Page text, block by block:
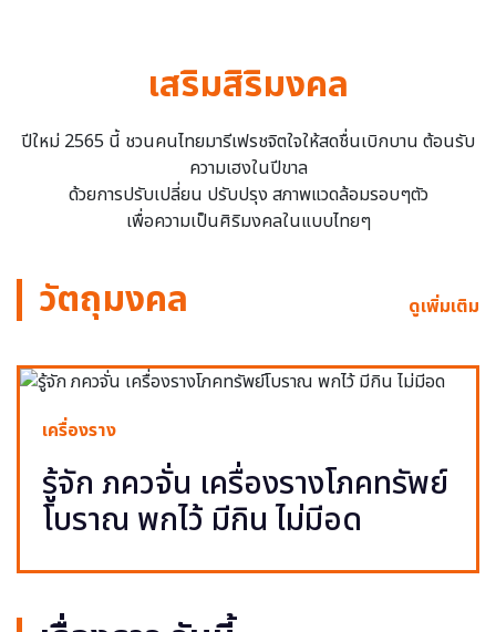
เสริมสิริมงคล
ปีใหม่ 2565 นี้ ชวนคนไทยมารีเฟรชจิตใจให้สดชื่นเบิกบาน ต้อนรับ
ความเฮงในปีขาล
ด้วยการปรับเปลี่ยน ปรับปรุง สภาพแวดล้อมรอบๆตัว
เพื่อความเป็นศิริมงคลในแบบไทยๆ
วัตถุมงคล ดูเพิ่มเติม
เครื่องราง
รู้จัก ภควจั่น เครื่องรางโภคทรัพย์
โบราณ พกไว้ มีกิน ไม่มีอด